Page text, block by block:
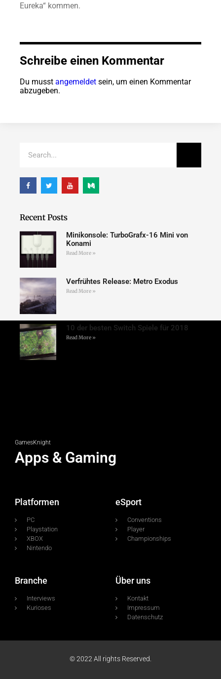
Eureka“ kommen.
Schreibe einen Kommentar
Du musst angemeldet sein, um einen Kommentar
abzugeben.
Recent Posts
Minikonsole: TurboGrafx-16 Mini von
Konami
Read More »
Verfrühtes Release: Metro Exodus
Read More »
10 der besten Switch Spiele für 2018
Read More »
GamesKnight
Apps & Gaming
Platformen
PC
Playstation
XBOX
Nintendo
eSport
Conventions
Player
Championships
Branche
Interviews
Kurioses
Über uns
Kontakt
Impressum
Datenschutz
© 2022 All rights Reserved.